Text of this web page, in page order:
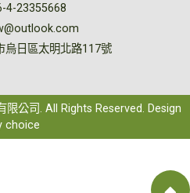
4-23355668
烏日區太明北路117號
公司. All Rights Reserved. Design
choice